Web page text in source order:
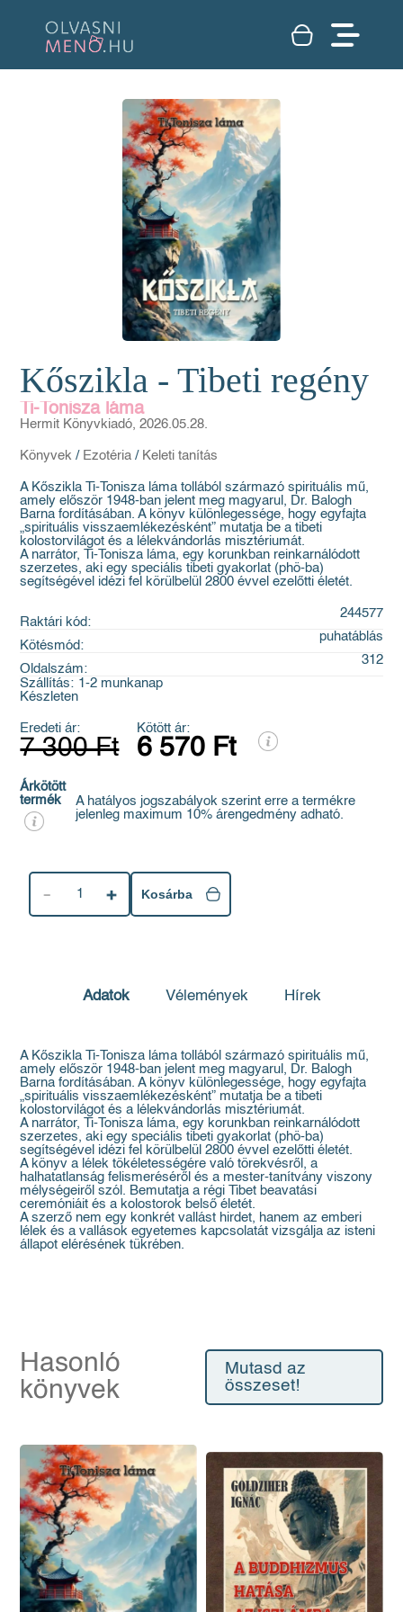
Kőszikla - Tibeti regény
Ti-Tonisza láma
Hermit Könyvkiadó, 2026.05.28.
Könyvek / Ezotéria / Keleti tanítás
A Kőszikla Ti-Tonisza láma tollából származó spirituális mű,
amely először 1948-ban jelent meg magyarul, Dr. Balogh
Barna fordításában. A könyv különlegessége, hogy egyfajta
„spirituális visszaemlékezésként” mutatja be a tibeti
kolostorvilágot és a lélekvándorlás misztériumát.
A narrátor, Ti-Tonisza láma, egy korunkban reinkarnálódott
szerzetes, aki egy speciális tibeti gyakorlat (phö-ba)
segítségével idézi fel körülbelül 2800 évvel ezelőtti életét.
Raktári kód:
244577
Kötésmód:
puhatáblás
Oldalszám:
312
Szállítás: 1-2 munkanap
Készleten
Eredeti ár:
7 300 Ft
Kötött ár:
6 570 Ft
Árkötött
termék
A hatályos jogszabályok szerint erre a termékre
jelenleg maximum 10% árengedmény adható.
1 Kosárba
Adatok Vélemények Hírek
A Kőszikla Ti-Tonisza láma tollából származó spirituális mű,
amely először 1948-ban jelent meg magyarul, Dr. Balogh
Barna fordításában. A könyv különlegessége, hogy egyfajta
„spirituális visszaemlékezésként” mutatja be a tibeti
kolostorvilágot és a lélekvándorlás misztériumát.
A narrátor, Ti-Tonisza láma, egy korunkban reinkarnálódott
szerzetes, aki egy speciális tibeti gyakorlat (phö-ba)
segítségével idézi fel körülbelül 2800 évvel ezelőtti életét.
A könyv a lélek tökéletességére való törekvésről, a
halhatatlanság felismeréséről és a mester-tanítvány viszony
mélységeiről szól. Bemutatja a régi Tibet beavatási
ceremóniáit és a kolostorok belső életét.
A szerző nem egy konkrét vallást hirdet, hanem az emberi
lélek és a vallások egyetemes kapcsolatát vizsgálja az isteni
állapot elérésének tükrében.
Hasonló
könyvek
Mutasd az
összeset!